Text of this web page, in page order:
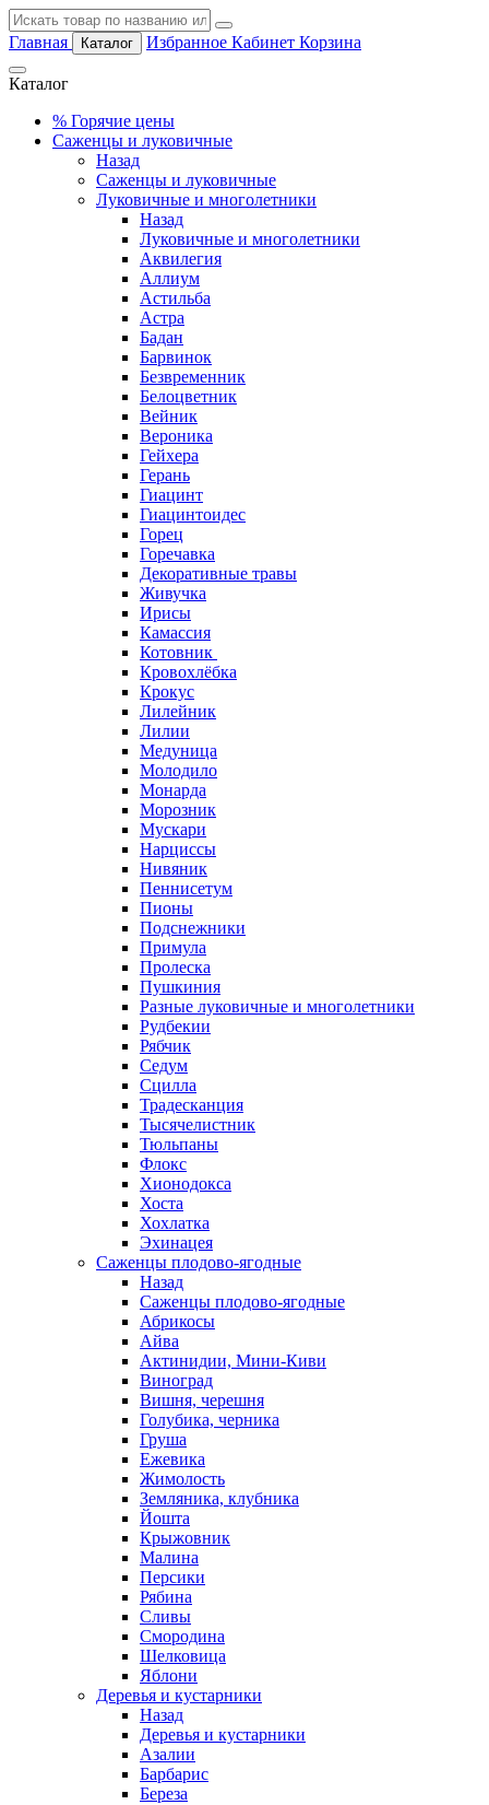
Главная Каталог Избранное Кабинет Корзина
Каталог
% Горячие цены
Саженцы и луковичные
Назад
Саженцы и луковичные
Луковичные и многолетники
Назад
Луковичные и многолетники
Аквилегия
Аллиум
Астильба
Астра
Бадан
Барвинок
Безвременник
Белоцветник
Вейник
Вероника
Гейхера
Герань
Гиацинт
Гиацинтоидес
Горец
Горечавка
Декоративные травы
Живучка
Ирисы
Камассия
Котовник
Кровохлёбка
Крокус
Лилейник
Лилии
Медуница
Молодило
Монарда
Морозник
Мускари
Нарциссы
Нивяник
Пеннисетум
Пионы
Подснежники
Примула
Пролеска
Пушкиния
Разные луковичные и многолетники
Рудбекии
Рябчик
Седум
Сцилла
Традесканция
Тысячелистник
Тюльпаны
Флокс
Хионодокса
Хоста
Хохлатка
Эхинацея
Саженцы плодово-ягодные
Назад
Саженцы плодово-ягодные
Абрикосы
Айва
Актинидии, Мини-Киви
Виноград
Вишня, черешня
Голубика, черника
Груша
Ежевика
Жимолость
Земляника, клубника
Йошта
Крыжовник
Малина
Персики
Рябина
Сливы
Смородина
Шелковица
Яблони
Деревья и кустарники
Назад
Деревья и кустарники
Азалии
Барбарис
Береза